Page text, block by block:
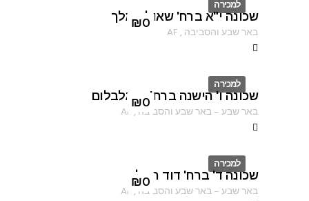
למכירה
ID
₪0
שכונה י"א ברח' שאול המלך
באר שבע והסביבה ,
AF
למכירה
ID
₪0
שכונה ו' הישנה ברח' רינגלבלום
באר שבע–באר שבע והסביבה ,
AF
למכירה
ID
₪0
שכונה ד' ברח' דוד המלך
באר שבע–באר שבע והסביבה ,
AF